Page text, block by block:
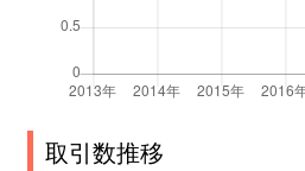
取引数推移